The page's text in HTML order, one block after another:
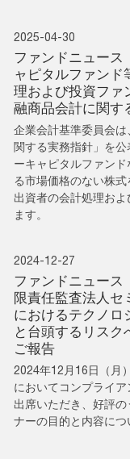
2025-04-30
ファンドニュース
ャピタルファンド
理および投資ファ
融商品会計に関す
企業会計基準委員会
関する実務指針」を
ーキャピタルファン
る市場価格のない株
出資者の会計処理お
ます。
2024-12-27
ファンドニュース
限責任監査法人セ
におけるテクノロ
と台頭するリス
ご報告
2024年12月16日（月
においてコンプライ
出席いただき、好評
ナーの目的と内容につ